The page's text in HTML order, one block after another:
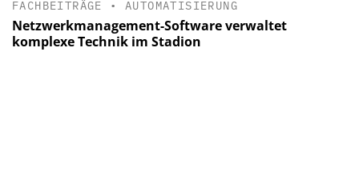
FACHBEITRÄGE •AUTOMATISIERUNG
Netzwerkmanagement-Software verwaltet
komplexe Technik im Stadion